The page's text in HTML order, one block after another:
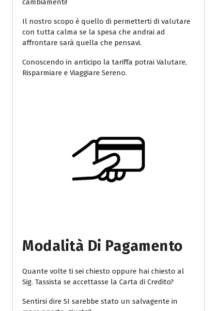
cambiamenti!
Il nostro scopo è quello di permetterti di valutare
con tutta calma se la spesa che andrai ad
affrontare sarà quella che pensavi.
Conoscendo in anticipo la tariffa potrai Valutare,
Risparmiare e Viaggiare Sereno.
Modalità Di Pagamento
Quante volte ti sei chiesto oppure hai chiesto al
Sig. Tassista se accettasse la Carta di Credito?
Sentirsi dire SI sarebbe stato un salvagente in